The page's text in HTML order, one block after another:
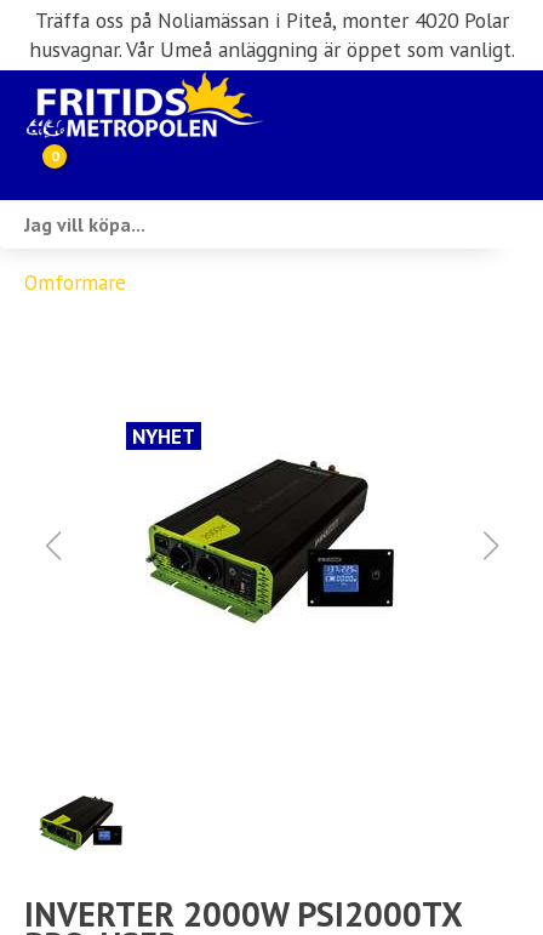
Träffa oss på Noliamässan i Piteå, monter 4020 Polar
husvagnar. Vår Umeå anläggning är öppet som vanligt.
0
Husbilsuthyrning
Verkstad
Omformare
NYHET
INVERTER 2000W PSI2000TX